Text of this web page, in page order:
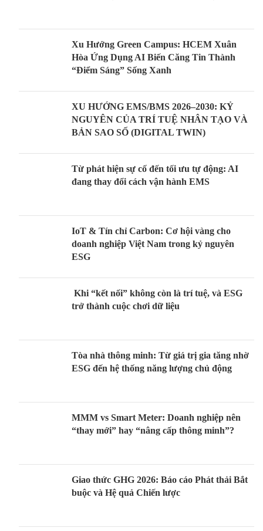
Xu Hướng Green Campus: HCEM Xuân
Hòa Ứng Dụng AI Biến Căng Tin Thành
“Điểm Sáng” Sống Xanh
XU HƯỚNG EMS/BMS 2026–2030: KỶ
NGUYÊN CỦA TRÍ TUỆ NHÂN TẠO VÀ
BẢN SAO SỐ (DIGITAL TWIN)
Từ phát hiện sự cố đến tối ưu tự động: AI
đang thay đổi cách vận hành EMS
IoT & Tín chỉ Carbon: Cơ hội vàng cho
doanh nghiệp Việt Nam trong kỷ nguyên
ESG
Khi “kết nối” không còn là trí tuệ, và ESG
trở thành cuộc chơi dữ liệu
Tòa nhà thông minh: Từ giá trị gia tăng nhờ
ESG đến hệ thống năng lượng chủ động
MMM vs Smart Meter: Doanh nghiệp nên
“thay mới” hay “nâng cấp thông minh”?
Giao thức GHG 2026: Báo cáo Phát thải Bắt
buộc và Hệ quả Chiến lược